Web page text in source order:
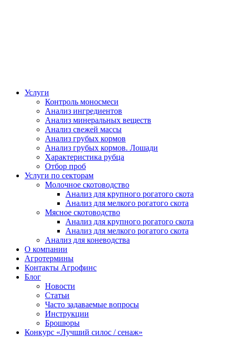
Услуги
Контроль моносмеси
Анализ ингредиентов
Анализ минеральных веществ
Анализ свежей массы
Анализ грубых кормов
Анализ грубых кормов. Лошади
Характеристика рубца
Отбор проб
Услуги по секторам
Молочное скотоводство
Анализ для крупного рогатого скота
Анализ для мелкого рогатого скота
Мясное скотоводство
Анализ для крупного рогатого скота
Анализ для мелкого рогатого скота
Анализ для коневодства
О компании
Агротермины
Контакты Агрофинс
Блог
Новости
Статьи
Часто задаваемые вопросы
Инструкции
Брошюры
Конкурс «Лучший силос / сенаж»